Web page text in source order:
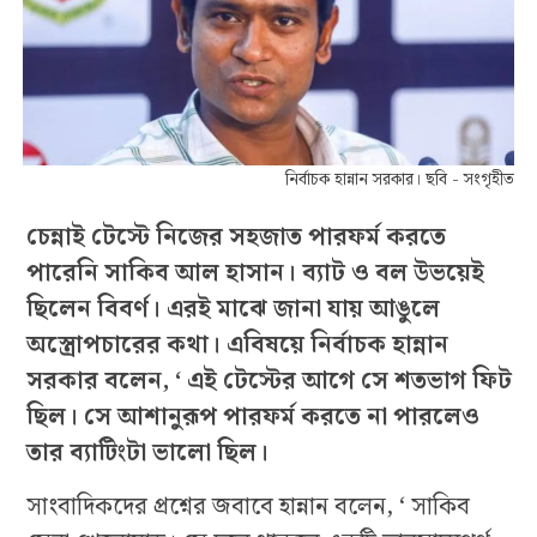
নির্বাচক হান্নান সরকার। ছবি - সংগৃহীত
চেন্নাই টেস্টে নিজের সহজাত পারফর্ম করতে
পারেনি সাকিব আল হাসান। ব্যাট ও বল উভয়েই
ছিলেন বিবর্ণ। এরই মাঝে জানা যায় আঙুলে
অস্ত্রোপচারের কথা। এবিষয়ে নির্বাচক হান্নান
সরকার বলেন, ‘ এই টেস্টের আগে সে শতভাগ ফিট
ছিল। সে আশানুরূপ পারফর্ম করতে না পারলেও
তার ব্যাটিংটা ভালো ছিল।
সাংবাদিকদের প্রশ্নের জবাবে হান্নান বলেন, ‘ সাকিব